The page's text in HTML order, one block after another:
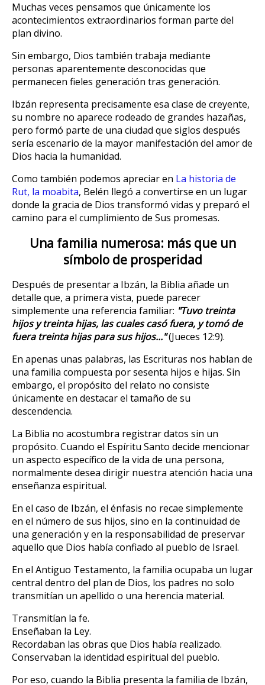
Muchas veces pensamos que únicamente los
acontecimientos extraordinarios forman parte del
plan divino.
Sin embargo, Dios también trabaja mediante
personas aparentemente desconocidas que
permanecen fieles generación tras generación.
Ibzán representa precisamente esa clase de creyente,
su nombre no aparece rodeado de grandes hazañas,
pero formó parte de una ciudad que siglos después
sería escenario de la mayor manifestación del amor de
Dios hacia la humanidad.
Como también podemos apreciar en La historia de
Rut, la moabita, Belén llegó a convertirse en un lugar
donde la gracia de Dios transformó vidas y preparó el
camino para el cumplimiento de Sus promesas.
Una familia numerosa: más que un
símbolo de prosperidad
Después de presentar a Ibzán, la Biblia añade un
detalle que, a primera vista, puede parecer
simplemente una referencia familiar: "Tuvo treinta
hijos y treinta hijas, las cuales casó fuera, y tomó de
fuera treinta hijas para sus hijos..."(Jueces 12:9).
En apenas unas palabras, las Escrituras nos hablan de
una familia compuesta por sesenta hijos e hijas. Sin
embargo, el propósito del relato no consiste
únicamente en destacar el tamaño de su
descendencia.
La Biblia no acostumbra registrar datos sin un
propósito. Cuando el Espíritu Santo decide mencionar
un aspecto específico de la vida de una persona,
normalmente desea dirigir nuestra atención hacia una
enseñanza espiritual.
En el caso de Ibzán, el énfasis no recae simplemente
en el número de sus hijos, sino en la continuidad de
una generación y en la responsabilidad de preservar
aquello que Dios había confiado al pueblo de Israel.
En el Antiguo Testamento, la familia ocupaba un lugar
central dentro del plan de Dios, los padres no solo
transmitían un apellido o una herencia material.
Transmitían la fe.
Enseñaban la Ley.
Recordaban las obras que Dios había realizado.
Conservaban la identidad espiritual del pueblo.
Por eso, cuando la Biblia presenta la familia de Ibzán,